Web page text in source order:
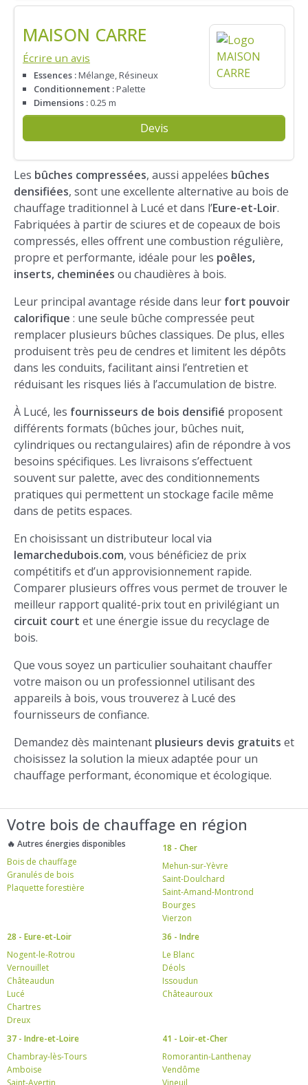
MAISON CARRE
Écrire un avis
Essences :Mélange, Résineux
Conditionnement :Palette
Dimensions : 0.25 m
Devis
Les bûches compressées, aussi appelées bûches
densifiées, sont une excellente alternative au bois de
chauffage traditionnel à Lucé et dans l’Eure-et-Loir.
Fabriquées à partir de sciures et de copeaux de bois
compressés, elles offrent une combustion régulière,
propre et performante, idéale pour les poêles,
inserts, cheminées ou chaudières à bois.
Leur principal avantage réside dans leur fort pouvoir
calorifique : une seule bûche compressée peut
remplacer plusieurs bûches classiques. De plus, elles
produisent très peu de cendres et limitent les dépôts
dans les conduits, facilitant ainsi l’entretien et
réduisant les risques liés à l’accumulation de bistre.
À Lucé, les fournisseurs de bois densifié proposent
différents formats (bûches jour, bûches nuit,
cylindriques ou rectangulaires) afin de répondre à vos
besoins spécifiques. Les livraisons s’effectuent
souvent sur palette, avec des conditionnements
pratiques qui permettent un stockage facile même
dans de petits espaces.
En choisissant un distributeur local via
lemarchedubois.com, vous bénéficiez de prix
compétitifs et d’un approvisionnement rapide.
Comparer plusieurs offres vous permet de trouver le
meilleur rapport qualité-prix tout en privilégiant un
circuit court et une énergie issue du recyclage de
bois.
Que vous soyez un particulier souhaitant chauffer
votre maison ou un professionnel utilisant des
appareils à bois, vous trouverez à Lucé des
fournisseurs de confiance.
Demandez dès maintenant plusieurs devis gratuits et
choisissez la solution la mieux adaptée pour un
chauffage performant, économique et écologique.
Votre bois de chauffage en région
🔥 Autres énergies disponibles
Bois de chauffage
Granulés de bois
Plaquette forestière
18 - Cher
Mehun-sur-Yèvre
Saint-Doulchard
Saint-Amand-Montrond
Bourges
Vierzon
28 - Eure-et-Loir
Nogent-le-Rotrou
Vernouillet
Châteaudun
Lucé
Chartres
Dreux
36 - Indre
Le Blanc
Déols
Issoudun
Châteauroux
37 - Indre-et-Loire
Chambray-lès-Tours
Amboise
Saint-Avertin
41 - Loir-et-Cher
Romorantin-Lanthenay
Vendôme
Vineuil